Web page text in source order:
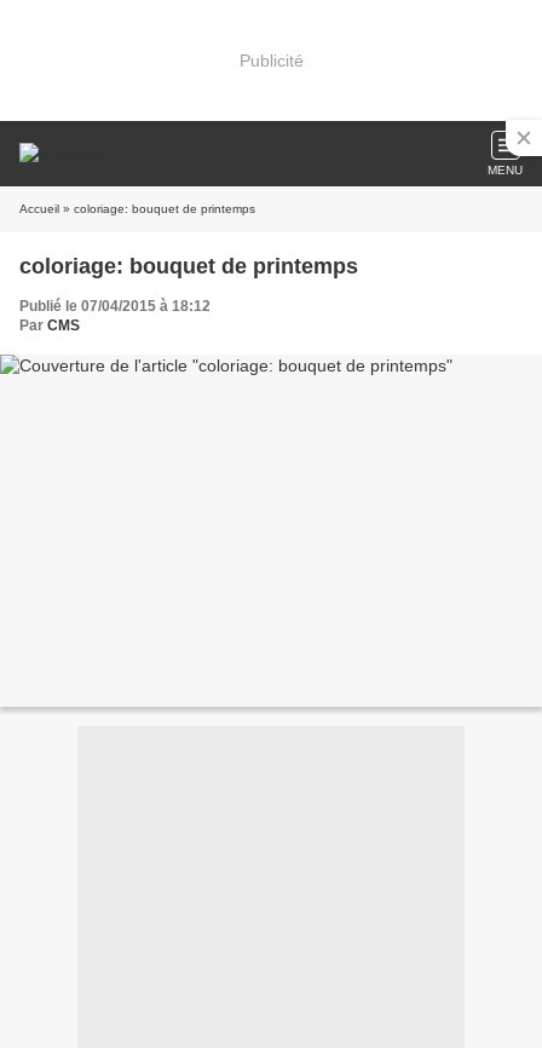
Publicité
MENU
Accueil » coloriage: bouquet de printemps
coloriage: bouquet de printemps
Publié le 07/04/2015 à 18:12
Par CMS